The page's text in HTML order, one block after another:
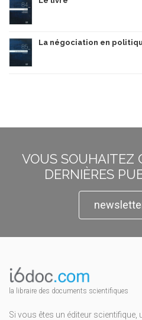
La négociation en
VOUS SOUHAITEZ
DERNIÈRES
la libraire des documents scientifiques
Si vous êtes un éditeur scientifique,